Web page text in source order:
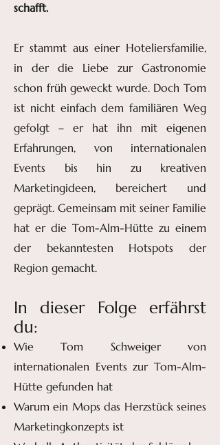
schafft.
Er stammt aus einer Hoteliersfamilie,
in der die Liebe zur Gastronomie
schon früh geweckt wurde. Doch Tom
ist nicht einfach dem familiären Weg
gefolgt – er hat ihn mit eigenen
Erfahrungen, von internationalen
Events bis hin zu kreativen
Marketingideen, bereichert und
geprägt. Gemeinsam mit seiner Familie
hat er die Tom-Alm-Hütte zu einem
der bekanntesten Hotspots der
Region gemacht.
In dieser Folge erfährst
du:
Wie Tom Schweiger von
internationalen Events zur Tom-Alm-
Hütte gefunden hat
Warum ein Mops das Herzstück seines
Marketingkonzepts ist